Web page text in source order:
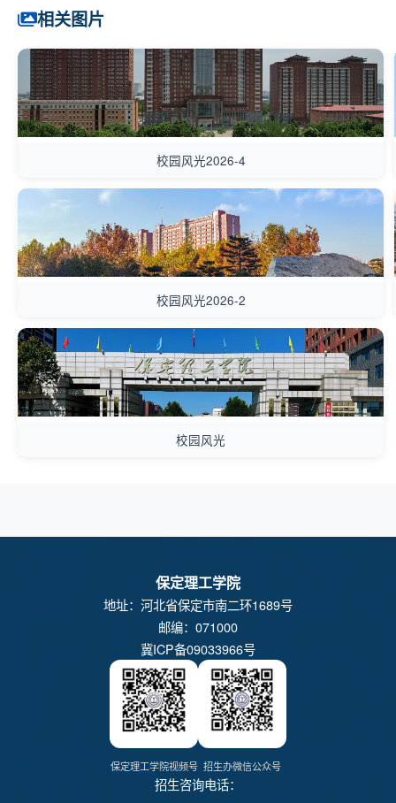
相关图片
校园风光2026-4
校园风光2026-2
校园风光
保定理工学院
地址：河北省保定市南二环1689号
邮编：071000
冀ICP备09033966号
保定理工学院视频号 招生办微信公众号
招生咨询电话：